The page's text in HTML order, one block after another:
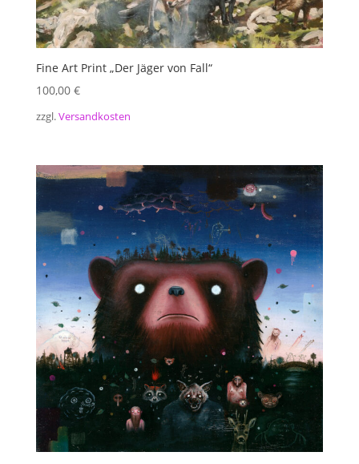
Fine Art Print „Der Jäger von Fall“
100,00 €
zzgl.Versandkosten